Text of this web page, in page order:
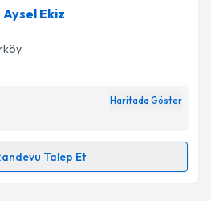
takvimi talebi oluşturun.
almanız için bir takvim
ile bilgilendireceğiz.
işlenmesine ilişkin
ve kişisel verilerimin belirtilen
Ekiz
Haritada Göster
Talep Et
Talebi